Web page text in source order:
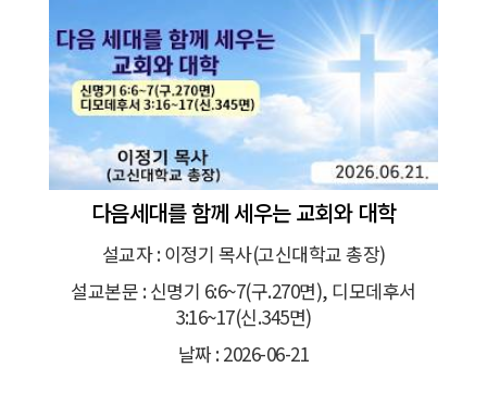
다음세대를 함께 세우는 교회와 대학
설교자 : 이정기 목사(고신대학교 총장)
설교본문 : 신명기 6:6~7(구.270면), 디모데후서
3:16~17(신.345면)
날짜 : 2026-06-21